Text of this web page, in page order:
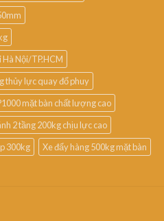
Nội/TP.HCM
thủy lực quay đổ phuy
mặt bàn chất lượng cao
2 tầng 200kg chịu lực cao
300kg Xe đẩy hàng 500kg mặt bàn